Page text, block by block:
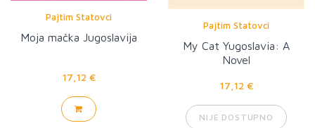
Pajtim Statovci
Moja mačka Jugoslavija
17,12 €
Pajtim Statovci
My Cat Yugoslavia: A
Novel
17,12 €
NIJE DOSTUPNO